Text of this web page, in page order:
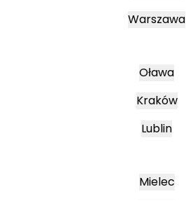
Warszawa
Oława
Kraków
Lublin
Mielec